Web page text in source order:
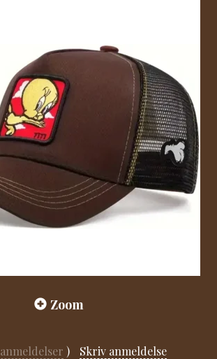
Zoom
anmeldelser Skriv anmeldelse